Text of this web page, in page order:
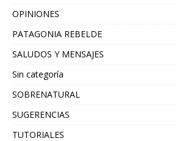
OPINIONES
PATAGONIA REBELDE
SALUDOS Y MENSAJES
Sin categoría
SOBRENATURAL
SUGERENCIAS
TUTORIALES